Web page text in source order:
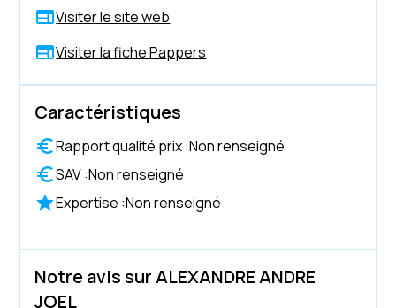
Visiter le site web
Visiter la fiche Pappers
Caractéristiques
Rapport qualité prix :Non renseigné
SAV :Non renseigné
Expertise :Non renseigné
Notre avis sur ALEXANDRE ANDRE
JOEL